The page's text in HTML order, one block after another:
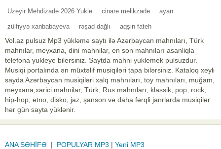
Uzeyir Mehdizade 2026 Yukle cinare melikzade ayan
zülfiyyə xanbabayeva rəşad dağlı aqşin fateh
Vol.az pulsuz Mp3 yükləmə saytı ilə Azərbaycan mahnıları, Türk
mahnılar, meyxana, dini mahnilar, en son mahnıları asanliqla
telefona yukleye bilersiniz. Saytda mahni yuklemek pulsuzdur.
Musiqi portalında ən müxtəlif musiqiləri tapa bilərsiniz. Kataloq xeyli
sayda Azərbaycan musiqiləri xalq mahnıları, toy mahnıları, muğam,
meyxana,xarici mahnilar, Türk, Rus mahnıları, klassik, pop, rock,
hip-hop, etno, disko, jaz, şanson və daha fərqli janrlarda musiqilər
hər gün sayta yüklənir.
ANA SƏHİFƏ | POPULYAR MP3 | Yeni MP3